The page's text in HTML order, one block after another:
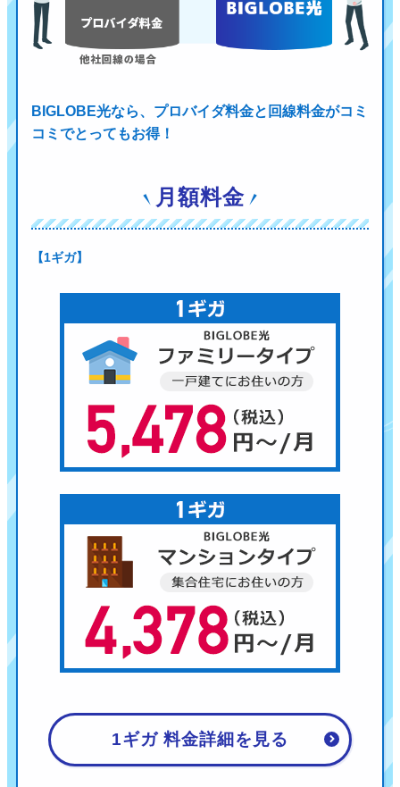
BIGLOBE光なら、プロバイダ料金と回線料金がコミ
コミでとってもお得！
月額料金
【1ギガ】
1ギガ 料金詳細を見る